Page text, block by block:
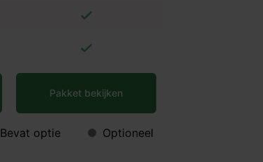
Pakket bekijken
Bevat optie Optioneel